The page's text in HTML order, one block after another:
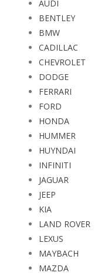
AUDI
BENTLEY
BMW
CADILLAC
CHEVROLET
DODGE
FERRARI
FORD
HONDA
HUMMER
HUYNDAI
INFINITI
JAGUAR
JEEP
KIA
LAND ROVER
LEXUS
MAYBACH
MAZDA